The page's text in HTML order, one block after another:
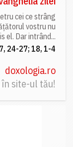
cei ce strâng
vostru nu
el. Dar intrând...
24-27; 18, 1-4
doxologia.ro
site-ul tău!